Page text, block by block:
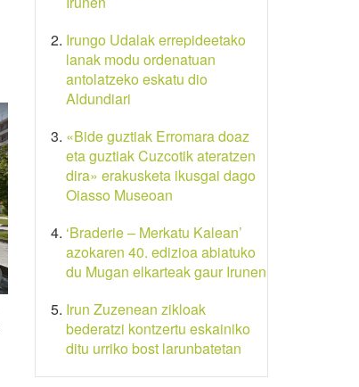
Irungo Udalak errepideetako
lanak modu ordenatuan
antolatzeko eskatu dio
Aldundiari
«Bide guztiak Erromara doaz
eta guztiak Cuzcotik ateratzen
dira» erakusketa ikusgai dago
Oiasso Museoan
‘Braderie – Merkatu Kalean’
azokaren 40. edizioa abiatuko
du Mugan elkarteak gaur Irunen
Irun Zuzenean zikloak
bederatzi kontzertu eskainiko
ditu urriko bost larunbatetan